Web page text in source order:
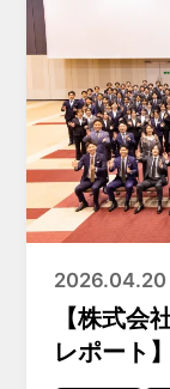
2026.04.20
【株式
レポート